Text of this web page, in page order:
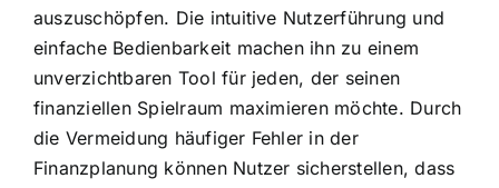
auszuschöpfen. Die intuitive Nutzerführung und
einfache Bedienbarkeit machen ihn zu einem
unverzichtbaren Tool für jeden, der seinen
finanziellen Spielraum maximieren möchte. Durch
die Vermeidung häufiger Fehler in der
Finanzplanung können Nutzer sicherstellen, dass